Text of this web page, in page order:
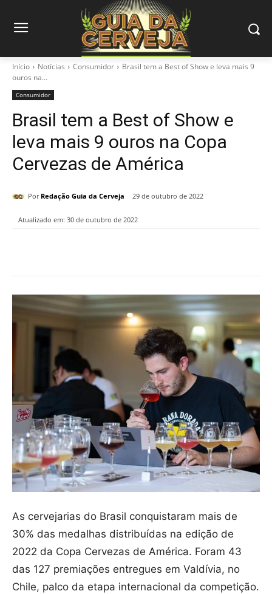
Início Notícias Consumidor
Brasil tem a Best of Show e leva mais 9
ouros na...
Consumidor
Brasil tem a Best of Show e
leva mais 9 ouros na Copa
Cervezas de América
Por Redação Guia da Cerveja 29 de outubro de 2022
Atualizado em: 30 de outubro de 2022
As cervejarias do Brasil conquistaram mais de
30% das medalhas distribuídas na edição de
2022 da Copa Cervezas de América. Foram 43
das 127 premiações entregues em Valdívia, no
Chile, palco da etapa internacional da competição.